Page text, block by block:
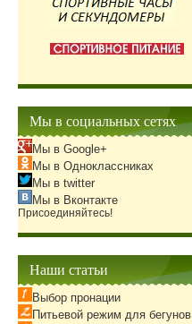
Мы в социальных сетях
Мы в Google+
Мы в Одноклассниках
Мы в twitter
Мы в Вконтакте
Присоединяйтесь!
Наши статьи
Выбор пронации
Питьевой режим для бегунов